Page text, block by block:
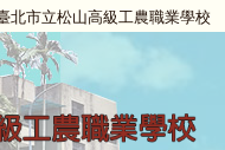
北市立松山高級工農職業學校